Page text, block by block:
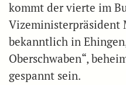
kommt der vierte im
Vizeministerpräsident
bekanntlich in
Oberschwaben“,
gespannt sein.